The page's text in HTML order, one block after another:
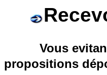
Vous
propositions